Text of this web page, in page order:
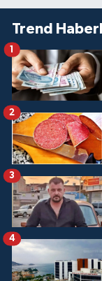
Trend
1
2
3
4